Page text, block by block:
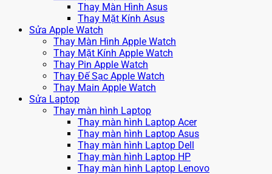
Thay Màn Hình Asus
Thay Mặt Kính Asus
Sửa Apple Watch
Thay Màn Hình Apple Watch
Thay Mặt Kính Apple Watch
Thay Pin Apple Watch
Thay Đế Sạc Apple Watch
Thay Main Apple Watch
Sửa Laptop
Thay màn hình Laptop
Thay màn hình Laptop Acer
Thay màn hình Laptop Asus
Thay màn hình Laptop Dell
Thay màn hình Laptop HP
Thay màn hình Laptop Lenovo